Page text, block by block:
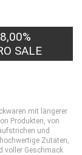
8,00%
SALE
mit längerer
Produkten, von
und
Zutaten,
voller Geschmack